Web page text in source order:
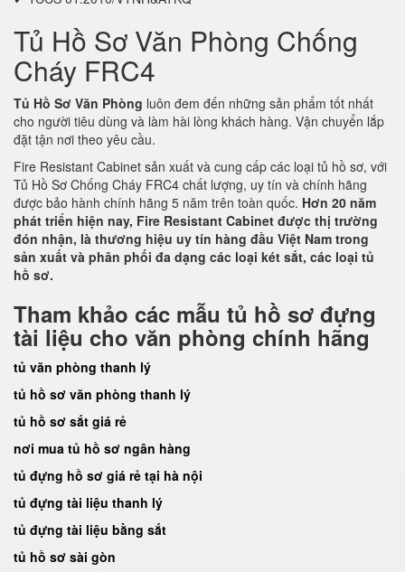
Tủ Hồ Sơ Văn Phòng Chống
Cháy FRC4
Tủ Hồ Sơ Văn Phòng luôn đem đến những sản phẩm tốt nhất
cho người tiêu dùng và làm hài lòng khách hàng. Vận chuyển lắp
đặt tận nơi theo yêu cầu.
Fire Resistant Cabinet sản xuất và cung cấp các loại tủ hồ sơ, với
Tủ Hồ Sơ Chống Cháy FRC4 chất lượng, uy tín và chính hãng
được bảo hành chính hãng 5 năm trên toàn quốc. Hơn 20 năm
phát triển hiện nay, Fire Resistant Cabinet được thị trường
đón nhận, là thương hiệu uy tín hàng đầu Việt Nam trong
sản xuất và phân phối đa dạng các loại két sắt, các loại tủ
hồ sơ.
Tham khảo các mẫu tủ hồ sơ đựng
tài liệu cho văn phòng chính hãng
tủ văn phòng thanh lý
tủ hồ sơ văn phòng thanh lý
tủ hồ sơ sắt giá rẻ
nơi mua tủ hồ sơ ngân hàng
tủ đựng hồ sơ giá rẻ tại hà nội
tủ đựng tài liệu thanh lý
tủ đựng tài liệu bằng sắt
tủ hồ sơ sài gòn